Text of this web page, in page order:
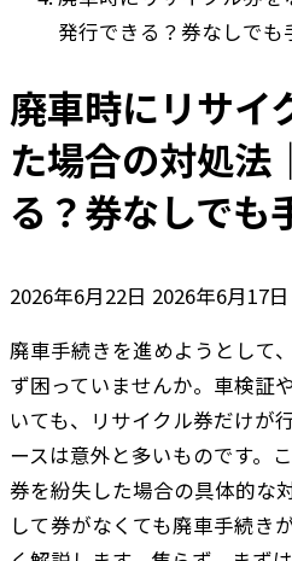
発行できる？券なしでも
廃車時にリサイ
た場合の対処法
る？券なしでも
2026年6月22日 最
更
新
日
時
:
2026年6月17日
廃車手続きを進めようとして
ず困っていませんか。車検証
いても、リサイクル券だけが
ースは意外と多いものです。
券を紛失した場合の具体的な
して券がなくても廃車手続き